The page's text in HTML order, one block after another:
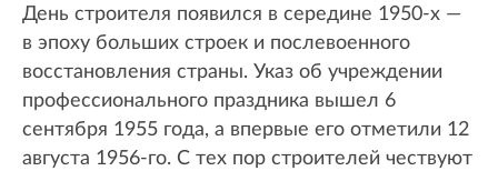
День строителя появился в середине 1950-х —
в эпоху больших строек и послевоенного
восстановления страны. Указ об учреждении
профессионального праздника вышел 6
сентября 1955 года, а впервые его отметили 12
августа 1956-го. С тех пор строителей чествуют